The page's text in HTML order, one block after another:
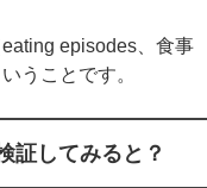
eating episodes、食事
うことです。
証してみると？